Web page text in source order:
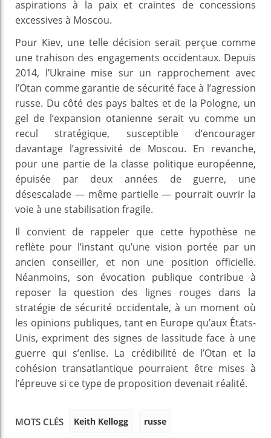
aspirations à la paix et craintes de concessions
excessives à Moscou.
Pour Kiev, une telle décision serait perçue comme
une trahison des engagements occidentaux. Depuis
2014, l’Ukraine mise sur un rapprochement avec
l’Otan comme garantie de sécurité face à l’agression
russe. Du côté des pays baltes et de la Pologne, un
gel de l’expansion otanienne serait vu comme un
recul stratégique, susceptible d’encourager
davantage l’agressivité de Moscou. En revanche,
pour une partie de la classe politique européenne,
épuisée par deux années de guerre, une
désescalade — même partielle — pourrait ouvrir la
voie à une stabilisation fragile.
Il convient de rappeler que cette hypothèse ne
reflète pour l’instant qu’une vision portée par un
ancien conseiller, et non une position officielle.
Néanmoins, son évocation publique contribue à
reposer la question des lignes rouges dans la
stratégie de sécurité occidentale, à un moment où
les opinions publiques, tant en Europe qu’aux États-
Unis, expriment des signes de lassitude face à une
guerre qui s’enlise. La crédibilité de l’Otan et la
cohésion transatlantique pourraient être mises à
l’épreuve si ce type de proposition devenait réalité.
MOTS CLÉS Keith Kellogg russe